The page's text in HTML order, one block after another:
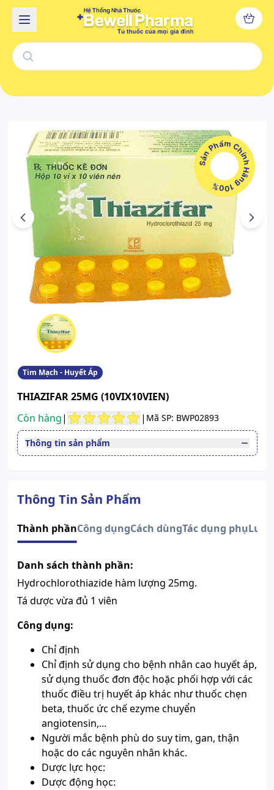
Sản Phẩm Chính Hãng 100%
Previous Next
Tim Mạch - Huyết Áp
THIAZIFAR 25MG (10VIX10VIEN)
Còn hàng| | Mã SP: BWP02893
Thông tin sản phẩm
Quy cách
Hộp 10 vỉ x 10 viên
dược liệu Pharmedic
Nước sản xuất
Việt Nam
hiệu
Việt Nam
Số đăng ký
VD-16874-12 Sao chép
Hướng dẫn tra cứu số đăng ký thuốc được cấp phép
Chú ý
Thông Tin Sản Phẩm
Thành phầnCông dụngCách dùngTác dụng phụLưu
Danh sách thành phần:
Hydrochlorothiazide hàm lượng 25mg.
Tá dược vừa đủ 1 viên
Công dụng:
Chỉ định
Chỉ định sử dụng cho bệnh nhân cao huyết áp,
sử dụng thuốc đơn độc hoặc phối hợp với các
thuốc điều trị huyết áp khác như thuốc chẹn
beta, thuốc ức chế ezyme chuyển
angiotensin,...
Người mắc bệnh phù do suy tim, gan, thận
hoặc do các nguyên nhân khác.
Dược lực học:
Dược động học: